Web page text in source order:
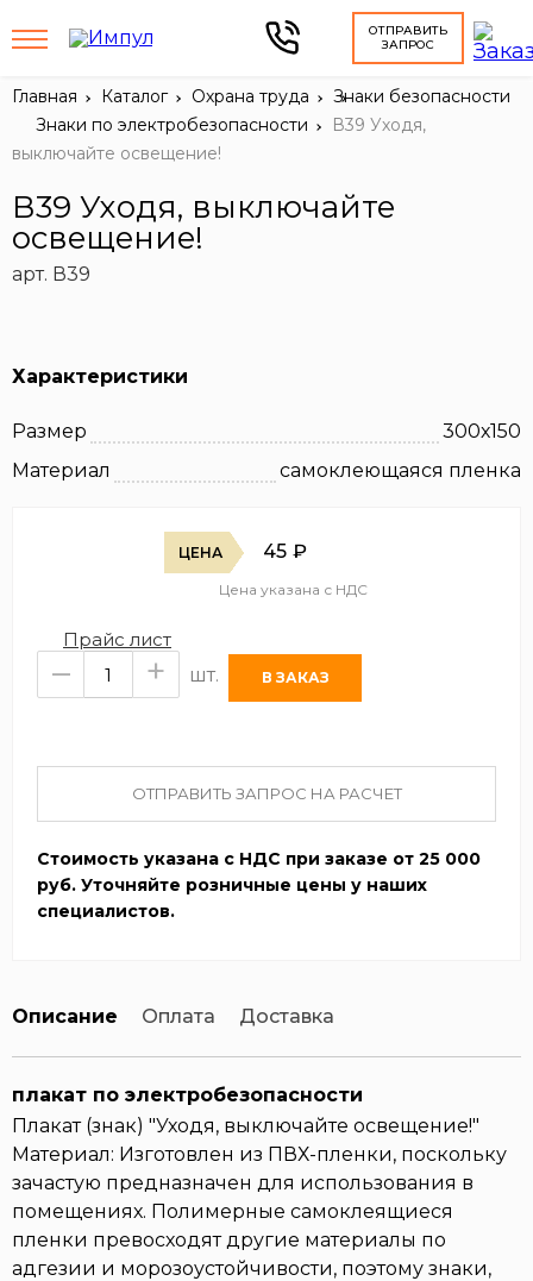
ОТПРАВИТЬ
ЗАПРОС
Главная Каталог Охрана труда
Знаки безопасности
Знаки по электробезопасности
В39 Уходя,
выключайте освещение!
В39 Уходя, выключайте
освещение!
арт. В39
Характеристики
Размер
300х150
Материал
самоклеющаяся пленка
ЦЕНА 45 ₽
Цена указана с НДС
Прайс лист
– + шт.
ОТПРАВИТЬ ЗАПРОС НА РАСЧЕТ
Стоимость указана с НДС при заказе от 25 000
руб. Уточняйте розничные цены у наших
специалистов.
Описание Оплата Доставка
плакат по электробезопасности
Плакат (знак) "Уходя, выключайте освещение!"
Материал: Изготовлен из ПВХ-пленки, поскольку
зачастую предназначен для использования в
помещениях. Полимерные самоклеящиеся
пленки превосходят другие материалы по
адгезии и морозоустойчивости, поэтому знаки,